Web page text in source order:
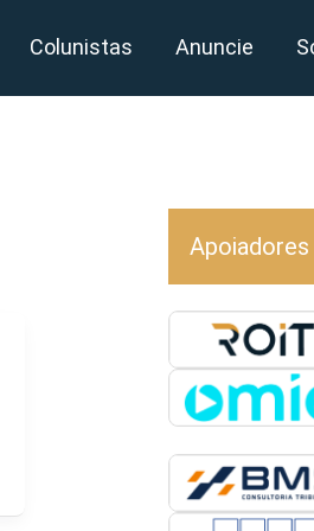
Colunistas Anuncie
Apoiadores